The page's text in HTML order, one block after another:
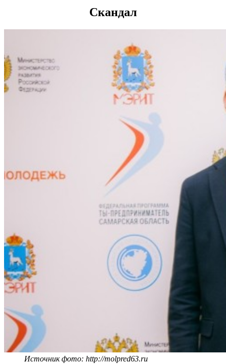
Скандал
Источник фото: http://molpred63.ru